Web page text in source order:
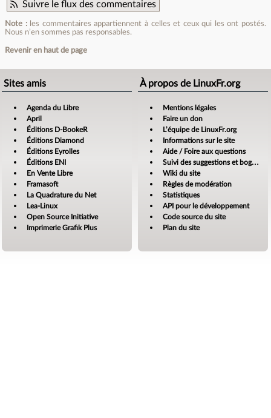
Suivre le flux des commentaires
Note :les commentaires appartiennent à celles et ceux qui les ont postés.
Nous n’en sommes pas responsables.
Revenir en haut de page
Sites amis
Agenda du Libre
April
Éditions D-BookeR
Éditions Diamond
Éditions Eyrolles
Éditions ENI
En Vente Libre
Framasoft
La Quadrature du Net
Lea-Linux
Open Source Initiative
Imprimerie Grafik Plus
À propos de LinuxFr.org
Mentions légales
Faire un don
L’équipe de LinuxFr.org
Informations sur le site
Aide / Foire aux questions
Suivi des suggestions et bogues
Wiki du site
Règles de modération
Statistiques
API pour le développement
Code source du site
Plan du site